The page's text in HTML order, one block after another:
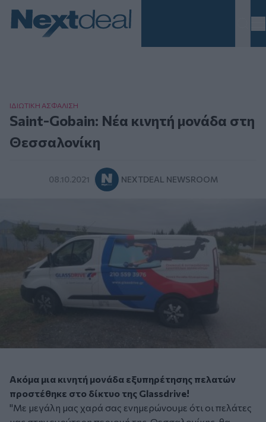
ΙΔΙΩΤΙΚΗ ΑΣΦAΛΙΣΗ
Saint-Gobain: Νέα κινητή μονάδα στη
Θεσσαλονίκη
08.10.2021 NEXTDEAL NEWSROOM
Ακόμα μια κινητή μονάδα εξυπηρέτησης πελατών
προστέθηκε στο δίκτυο της Glassdrive!
"Με μεγάλη μας χαρά σας ενημερώνουμε ότι οι πελάτες